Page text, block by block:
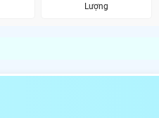
Lượng